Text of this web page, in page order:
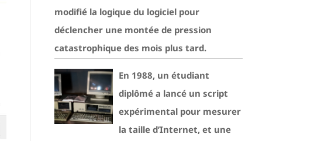
modifié la logique du logiciel pour
déclencher une montée de pression
catastrophique des mois plus tard.
En 1988, un étudiant
diplômé a lancé un script
expérimental pour mesurer
la taille d’Internet, et une